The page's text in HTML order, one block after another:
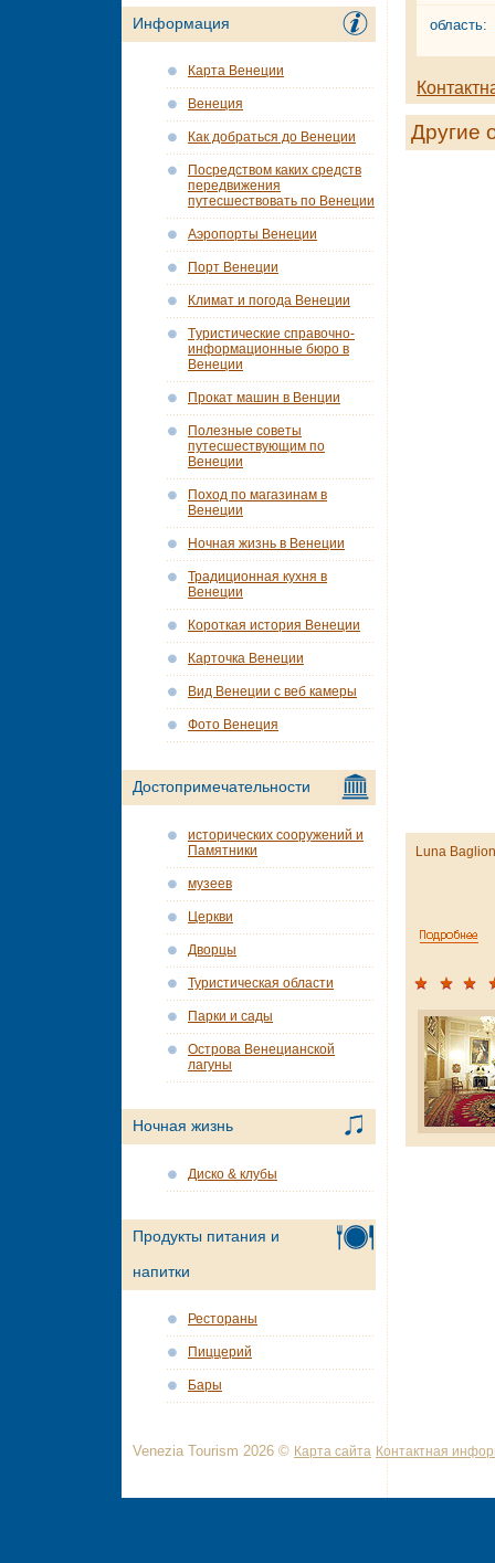
область:
Другие
Luna
Информация
Карта Венеции
Венеция
Как добраться до Венеции
Посредством каких средств
передвижения
путесшествовать по Венеции
Аэропорты Венеции
Порт Венеции
Климат и погода Венеции
Tуристические справочно-
информационные бюро в
Венеции
Прокат машин в Венции
Полезные советы
путесшествующим по
Венеции
Поход по магазинам в
Венеции
Ночная жизнь в Венеции
Традиционная кухня в
Венеции
Короткая история Венеции
Карточка Венеции
Вид Венеции с веб камеры
Фото Венеция
Достопримечательности
исторических сооружений и
Памятники
музеев
Церкви
Дворцы
Туристическая области
Парки и сады
Острова Венецианской
лагуны
Ночная жизнь
Диско & клубы
Продукты питания и
напитки
Рестораны
Пиццерий
Бары
Venezia Tourism 2026 © Карта сайта Контактная